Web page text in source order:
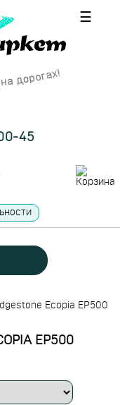
☰
45
Ecopia EP500
EP500